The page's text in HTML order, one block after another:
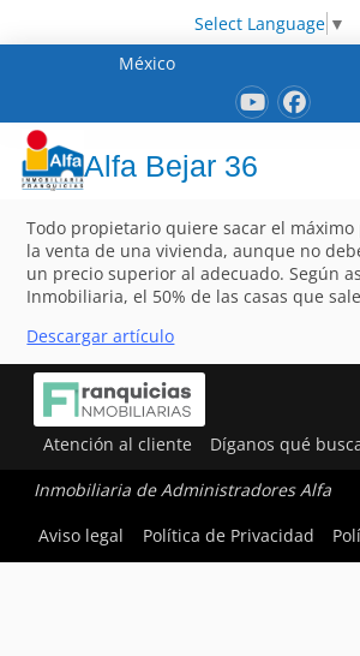
Select Language ▼
México
Alfa Bejar 36
Todo propietario quiere sacar el
la venta de una vivienda, aunque no
un precio superior al adecuado. Según
Inmobiliaria, el 50% de las casas que
Descargar artículo
Atención al cliente Díganos qué
Inmobiliaria de Administradores Alfa
Aviso legal
Política de Privacidad